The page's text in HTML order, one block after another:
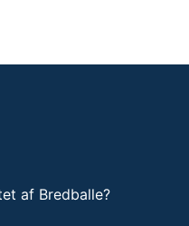
af Bredballe?